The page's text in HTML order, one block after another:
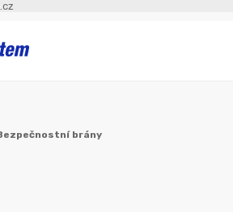
brány